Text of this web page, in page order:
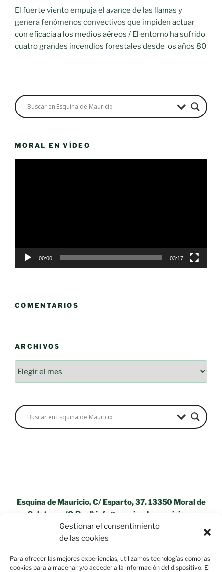
Gestionar el consentimiento
de las cookies
Para ofrecer las mejores experiencias, utilizamos tecnologías como las
cookies para almacenar y/o acceder a la información del dispositivo. El
El fuerte viento empuja el avance de las llamas y
genera fenómenos convectivos que impiden actuar
con eficacia a los medios aéreos / El entorno ha sufrido
cuatro grandes incendios forestales desde los años 80
MORAL EN VÍDEO
00:00 03:17
COMENTARIOS
ARCHIVOS
Esquina de Mauricio, C/ Esparto, 37. 13350 Moral de
Calatrava (C.Real) info@esquinademauricio.es
«Aviso Legal»